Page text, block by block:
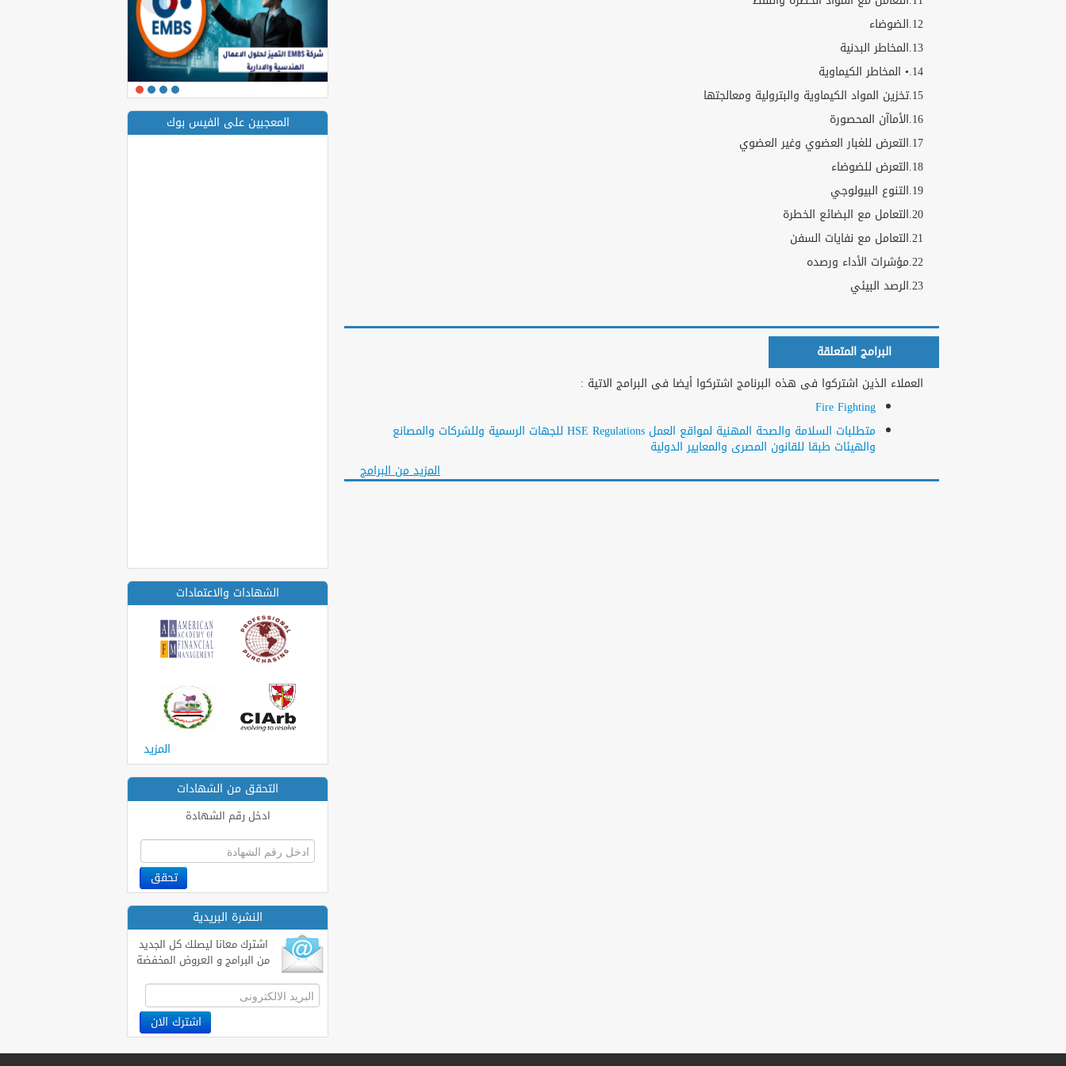
12.الضوضاء
13.المخاطر البدنية
14.• المخاطر الكيماوية
15.تخزين المواد الكيماوية والبترولية ومعالجتها
16.الأماآن المحصورة
17.التعرض للغبار العضوي وغير العضوي
18.التعرض للضوضاء
19.التنوع البيولوجي
20.التعامل مع البضائع الخطرة
21.التعامل مع نفايات السفن
22.مؤشرات الأداء ورصده
23.الرصد البيئي
البرامج المتعلقة
العملاء الذين اشتركوا فى هذه البرنامج اشتركوا أيضا فى البرامج الاتية :
Fire Fighting
متطلبات السلامة والصحة المهنية لمواقع العمل HSE Regulations للجهات الرسمية وللشركات والمصانع
والهيئات طبقا للقانون المصرى والمعايير الدولية
المزيد من البرامج
المعجبين على الفيس بوك
الشهادات والاعتمادات
المزيد
التحقق من الشهادات
ادخل رقم الشهادة
النشرة البريدية
اشترك معانا ليصلك كل الجديد
من البرامج و العروض المخفضة